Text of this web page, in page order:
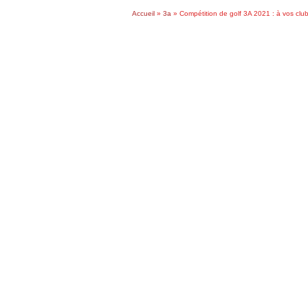
Accueil » 3a » Compétition de golf 3A 2021 : à vos